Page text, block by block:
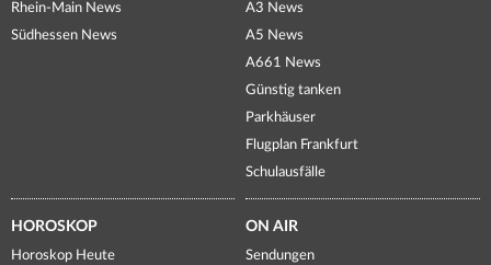
Rhein-Main News
Südhessen News
A3 News
A5 News
A661 News
Günstig tanken
Parkhäuser
Flugplan Frankfurt
Schulausfälle
HOROSKOP
Horoskop Heute
ON AIR
Sendungen